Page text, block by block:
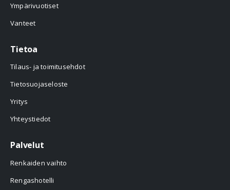
Ympärivuotiset
Vanteet
Tietoa
Tilaus- ja toimitusehdot
Tietosuojaseloste
Yritys
Yhteystiedot
Palvelut
Renkaiden vaihto
Rengashotelli